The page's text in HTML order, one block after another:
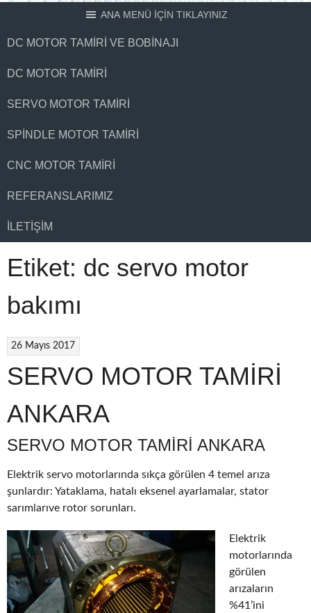
ANA MENÜ İÇİN TIKLAYINIZ
DC MOTOR TAMIRI VE BOBINAJI
DC MOTOR TAMIRI
SERVO MOTOR TAMIRI
SPINDLE MOTOR TAMIRI
CNC MOTOR TAMIRI
REFERANSLARIMIZ
İLETIŞIM
Etiket: dc servo motor
bakımı
26 Mayıs 2017
SERVO MOTOR TAMİRİ
ANKARA
SERVO MOTOR TAMIRI ANKARA
Elektrik servo motorlarında sıkça görülen 4 temel arıza
şunlardır: Yataklama, hatalı eksenel ayarlamalar, stator
sarımlarıve rotor sorunları.
Elektrik
motorlarında
görülen
arızaların
%41’ini